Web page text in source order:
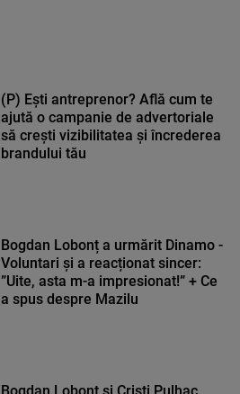
(P) Ești antreprenor? Află cum te
ajută o campanie de advertoriale
să crești vizibilitatea și încrederea
brandului tău
Bogdan Lobonț a urmărit Dinamo -
Voluntari și a reacționat sincer:
”Uite, asta m-a impresionat!” + Ce
a spus despre Mazilu